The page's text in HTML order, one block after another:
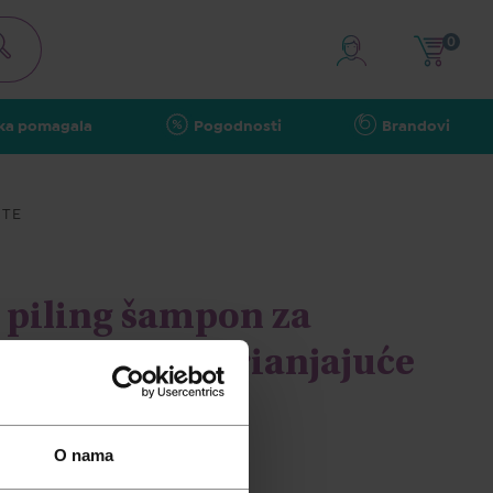
O nama
pomagala Pogodnosti Brandovi
0
piling šampon za
protiv prianjajuće
250ml